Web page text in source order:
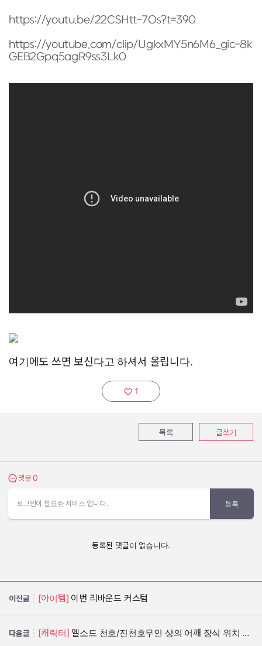
https://youtu.be/22CSHtt-7Os?t=390
https://youtube.com/clip/UgkxMY5n6M6_gic-8k
GEB2Gpq5agR9ss3Lk0
여기에도 쓰면 보신다고 하셔서 올립니다.
추천하기:
1
목록 글쓰기
댓글 보기
댓글 0
로그인이 필요한 서비스 입니다. 등록
등록된 댓글이 없습니다.
이전글 [아이템] 이번 리바운드 커스텀
다음글 [캐릭터] 엘소드 천호/진천호무인 상의 어깨 장식 위치 문제 고쳐주세요